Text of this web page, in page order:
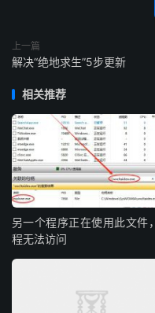
上一篇
解决“绝地求生”5步更新
相关推荐
另一个程序正在使用此文件
程无法访问